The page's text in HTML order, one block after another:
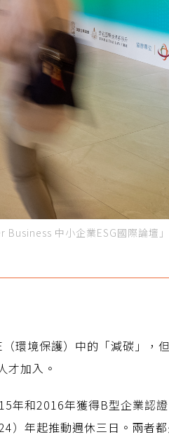
中小企業ESG國際論壇
環境保護）中的「減碳」，
才加入。
年和2016年獲得B型企業認
）年起推動週休三日。兩者